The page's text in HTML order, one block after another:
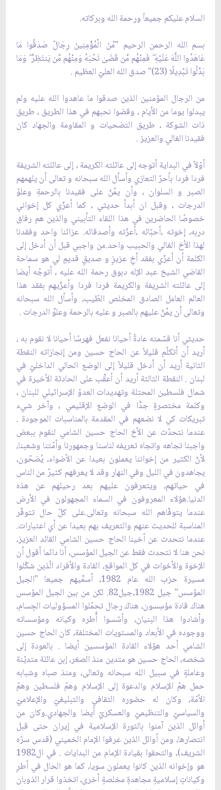
السلام عليكم جميعاً ورحمة الله وبركاته.
بسم الله الرحمن الرحيم "مِّنَ الْمُؤْمِنِينَ رِجَالٌ صَدَقُوا مَا
عَاهَدُوا اللَّهَ عَلَيْهِ ۖ فَمِنْهُم مَّن قَضَىٰ نَحْبَهُ وَمِنْهُم ‏مَّن يَنتَظِرُ ۖ وَمَا
بَدَّلُوا تَبْدِيلًا (23)" صدق الله العليّ العظيم . ‏
من الرجال المؤمنين الذين صدقوا ما عاهدوا الله عليه ولم
يبدلوا يوما من الأيام ، وقضوا نحبهم في هذا ‏الطريق ، طريق
ذات الشوكة ، طريق التضحيات و المقاومة والجهاد كان
فقيدنا الغالي والعزيز . ‏
أوّلاً في البداية أتوجه إلى عائلته الكريمة ، إلى عائلته الشريفة
فردا فردا بأحرّ التعازي وأسأل الله سبحانه و ‏تعالى أن يلهمهم
الصبر و السلوان ، وأن يمُنّ على فقيدنا بالرحمةِ وعلوّ
الدرجات ، وقبل ان أبدأ حديثي ، ‏كما أعزّي كل إخواني
خصوصًا الحاضرين في هذا اللقاء التأبيني والذين هم رفاق
دربه، إخوته ،أحبّائه ‏،أعزّته وأصدقائه. عزائنا واحد وفقدنا
لهذا الأخ الغالي والحبيب واحد.من واجبي قبل أن أدخل إلى
الكلمة ‏أن أعزّي بفقد أخٍ عزيزٍ و صديقٍ قديمٍ لي هو سماحة
القاضي الشيخ عبد الإله دبوق رحمة الله عليه ، ‏أتوجّه أيضا
إلى عائلته الشريفة والكريمة فردا فردا وأعزّيهم بفقد هذا
العالم العامل الصادق المخلص ‏الطّيب، وأسأل الله سبحانه
وتعالى أن يمُنّ عليهم بالصبر و عليه بالرحمة وعلوِّ الدرجات .‏
حديثي أنا قسّمته عادةً أحيانا نفعل فهرسًا أحيانا لا نقوم به ،
أريد أن أتكلّم قليلاً عن الحاج حسين ومن ‏إنجازاته النقطة
الثانية أريد أن أدخل قليلاً إلى الوضع الحالي الداخليّ في
لبنان . النقطة الثالثة أريد أن ‏أعقِّب على الحادثة الأخيرة في
شمال فلسطين المحتلة وتهديدات العدوّ الإسرائيلي للبنان ،
وكلمة مختصرةٍ ‏جدًّا في الوضع الإقليمي ، وآخر شيء
تبريكات كي لا نضعهم في المقدمة بالمناسبات الموجودة .
عندما ‏نتحدّث عن الأخ الحاج حسين الشامي لنقوم ببعض
واجبنا تجاهه واتجاه تعريفه لناسنا وجمهورنا وأمّتنا ‏وشعبنا،
لأنّ الكثير من إخواننا يعملون بعيدا عن الأضواء، يُضحّون،
يجاهدون في الليل وفي النهار وقد لا ‏يعرفهم كثيرٌ من الناس
في حياتهم، ويتعرفون عليهم بعد رحيلهم عن هذه
الدنيا.هؤلاء المعروفون في ‏السماء المجهولون في الأرض
عندما يتوفّاهم الله سبحانه وتعالى.على كلّ حال تتوفّر
المناسبة للحديث ‏عنهم والتعريف بهم بعيدا عن أي اعتبارات.
عندما نتحدث عن أخينا الحاج حسين الشامي القائد العزيز،
‏نحن هنا لا نتحدث فقط عن الجيل المؤسس، أنا دائما أقول أن
الإخوة والأخوات في كل المواقع، القادة ‏والأفراد الّذين شكّلوا
مسيرة حزب الله عام 1982، أسمِّيهم جميعا "الجيل
المؤسس" جيل ‏‏1982،جيل82. لكن من بين الجيل المؤسس
هناك قادة مؤسِسون، هناك رجال تحمّلوا المسؤوليات ‏الجِسام،
وأشادوا هذا البنيان، وأسّسوا أُطره وكيانه ومؤسساته
ووجوده في الأبعاد والمستويات المختلفة، كان ‏الحاج حسين
الشامي أحد هؤلاء القادة المؤسسين أيضا . بالعودة إلى
شخصه، الحاج حسين هو متدين منذ ‏الصغر، إبن عائلة متديّنة
وعاملةٍ في سبيل الله سبحانه وتعالى، ومنذ صباه وشبابه
حمل همّ الإسلام والدعوة ‏إلى الإسلام وهمّ فلسطين وهمّ
الأمّة، وكان له حضوره الثقافي والتبليغيّ والإعلاميّ
والسياسيّ والتنظيميّ ‏والعسكريّ أيضا والجهادي.وكان من
أوائل الذين آمنوا بالثورة الإسلامية في إيران حتى قبل
انتصارها، ‏ومن أوائل الذين عرفوا الإمام الخميني (قدس سرّه
الشريف)، والتحقوا بقيادة الإمام من البدايات . في ‏ال1982
هو وإخوانه الذين كانوا يعملون سويا، كما هو الحال في أطرٍ
وكياناتٍ إسلاميةٍ مجاهدةٍ مخلصةٍ ‏أخرى، اتخذوا قرار الذوبان